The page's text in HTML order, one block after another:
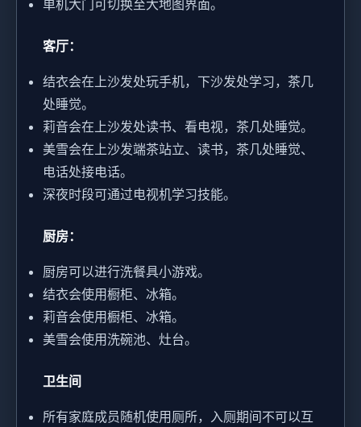
单机大门可切换至大地图界面。
客厅：
结衣会在上沙发处玩手机，下沙发处学习，茶几
处睡觉。
莉音会在上沙发处读书、看电视，茶几处睡觉。
美雪会在上沙发端茶站立、读书，茶几处睡觉、
电话处接电话。
深夜时段可通过电视机学习技能。
厨房：
厨房可以进行洗餐具小游戏。
结衣会使用橱柜、冰箱。
莉音会使用橱柜、冰箱。
美雪会使用洗碗池、灶台。
卫生间
所有家庭成员随机使用厕所，入厕期间不可以互